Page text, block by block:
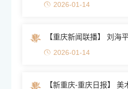
2026-01-14
2026-01-14